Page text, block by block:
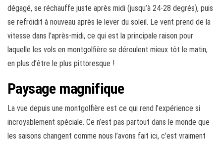
dégagé, se réchauffe juste après midi (jusqu’à 24-28 degrés), puis
se refroidit à nouveau après le lever du soleil. Le vent prend de la
vitesse dans l’après-midi, ce qui est la principale raison pour
laquelle les vols en montgolfière se déroulent mieux tôt le matin,
en plus d’être le plus pittoresque !
Paysage magnifique
La vue depuis une montgolfière est ce qui rend l’expérience si
incroyablement spéciale. Ce n’est pas partout dans le monde que
les saisons changent comme nous l’avons fait ici, c’est vraiment